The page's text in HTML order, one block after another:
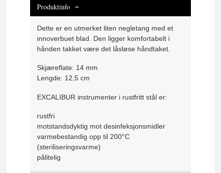
Produktinfo
Dette er en utmerket liten negletang med et
innoverbuet blad. Den ligger komfortabelt i
hånden takket være det låsløse håndtaket.
Skjæreflate: 14 mm
Lengde: 12,5 cm
EXCALIBUR instrumenter i rustfritt stål er:
rustfri
motstandsdyktig mot desinfeksjonsmidler
varmebestandig opp til 200°C
(steriliseringsvarme)
pålitelig